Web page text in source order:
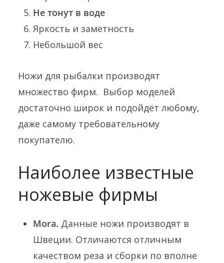
Не тонут в воде
Яркость и заметность
Небольшой вес
Ножи для рыбалки производят
множество фирм. Выбор моделей
достаточно широк и подойдёт любому,
даже самому требовательному
покупателю.
Наиболее известные
ножевые фирмы
Mora. Данные ножи производят в
Швеции. Отличаются отличным
качеством реза и сборки по вполне